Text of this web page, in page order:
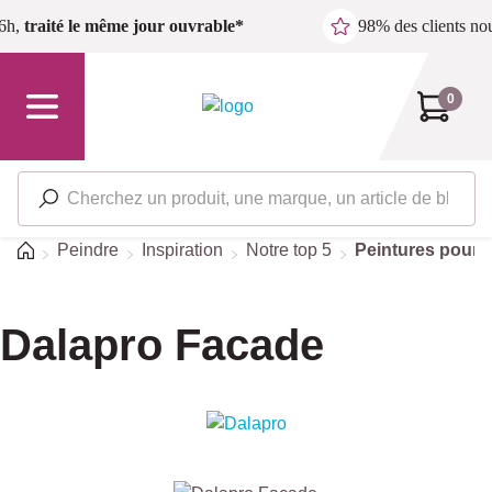
Passer au contenu principal
traité le même jour ouvrable* 98% des clients
0
Accueil
Peindre Inspiration Notre top 5 Peintures pour
Dalapro Facade